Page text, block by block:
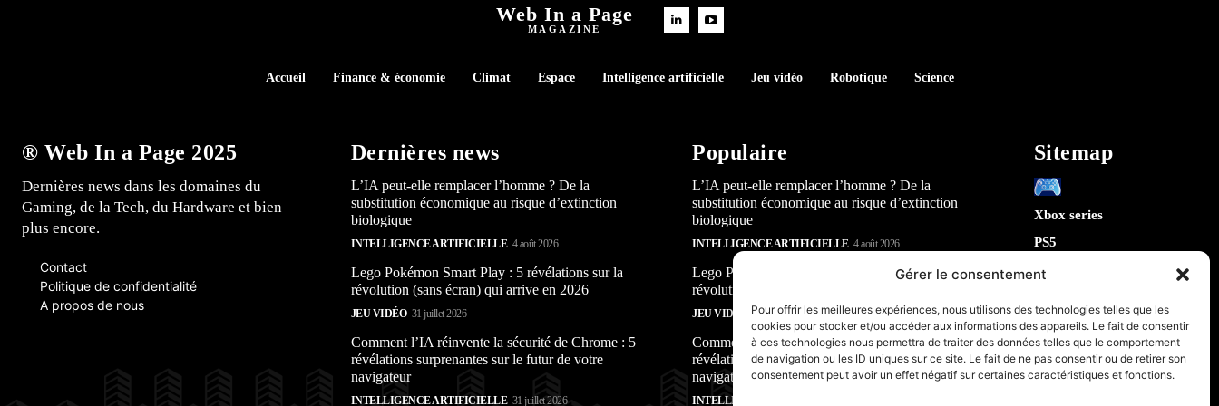
Gérer le consentement
Pour offrir les meilleures expériences, nous utilisons des technologies telles que les
cookies pour stocker et/ou accéder aux informations des appareils. Le fait de consentir
à ces technologies nous permettra de traiter des données telles que le comportement
de navigation ou les ID uniques sur ce site. Le fait de ne pas consentir ou de retirer son
consentement peut avoir un effet négatif sur certaines caractéristiques et fonctions.
Web In a Page
MAGAZINE
Accueil Finance & économie Climat Espace Intelligence artificielle Jeu vidéo Robotique Science
® Web In a Page 2025
Dernières news dans les domaines du
Gaming, de la Tech, du Hardware et bien
plus encore.
Contact
Politique de confidentialité
A propos de nous
Dernières news
L’IA peut-elle remplacer l’homme ? De la
substitution économique au risque d’extinction
biologique
INTELLIGENCE ARTIFICIELLE 4 août 2026
Lego Pokémon Smart Play : 5 révélations sur la
révolution (sans écran) qui arrive en 2026
JEU VIDÉO 31 juillet 2026
Comment l’IA réinvente la sécurité de Chrome : 5
révélations surprenantes sur le futur de votre
navigateur
INTELLIGENCE ARTIFICIELLE 31 juillet 2026
Populaire
L’IA peut-elle remplacer l’homme ? De la
substitution économique au risque d’extinction
biologique
INTELLIGENCE ARTIFICIELLE 4 août 2026
Lego Pokémon Smart Play : 5 révélations sur la
révolution (sans écran) qui arrive en 2026
JEU VIDÉO 31 juillet 2026
Comment l’IA réinvente la sécurité de Chrome : 5
révélations surprenantes sur le futur de votre
navigateur
INTELLIGENCE ARTIFICIELLE
Sitemap
Xbox series
PS5
Switch
IA
Robotique
Espace